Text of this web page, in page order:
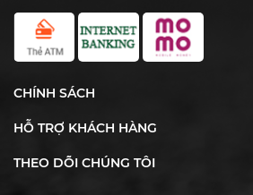
CHÍNH SÁCH
HỖ TRỢ KHÁCH HÀNG
THEO DÕI CHÚNG TÔI